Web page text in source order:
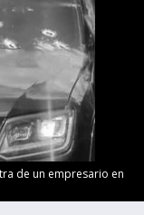
de un empresario en